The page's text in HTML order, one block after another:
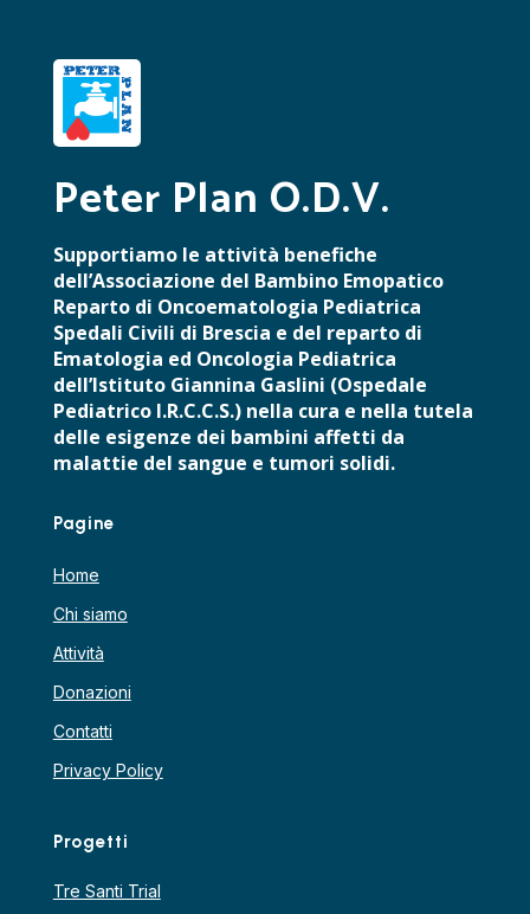
Peter Plan O.D.V.
Supportiamo le attività benefiche
dell’Associazione del Bambino Emopatico
Reparto di Oncoematologia Pediatrica
Spedali Civili di Brescia e del reparto di
Ematologia ed Oncologia Pediatrica
dell’Istituto Giannina Gaslini (Ospedale
Pediatrico I.R.C.C.S.) nella cura e nella tutela
delle esigenze dei bambini affetti da
malattie del sangue e tumori solidi.
Pagine
Home
Chi siamo
Attività
Donazioni
Contatti
Privacy Policy
Progetti
Tre Santi Trial